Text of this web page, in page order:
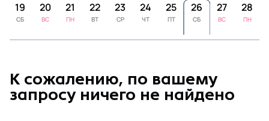
19
СБ
20
ВС
21
ПН
22
ВТ
23
СР
24
ЧТ
25
ПТ
26
СБ
27
ВС
28
ПН
К сожалению, по вашему
запросу ничего не найдено